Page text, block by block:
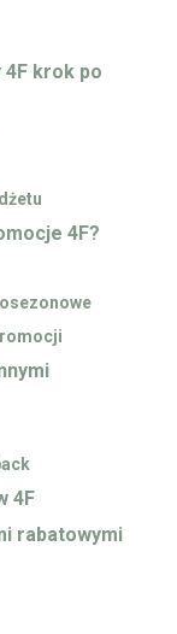
krok po
4F?
4F
rabatowymi